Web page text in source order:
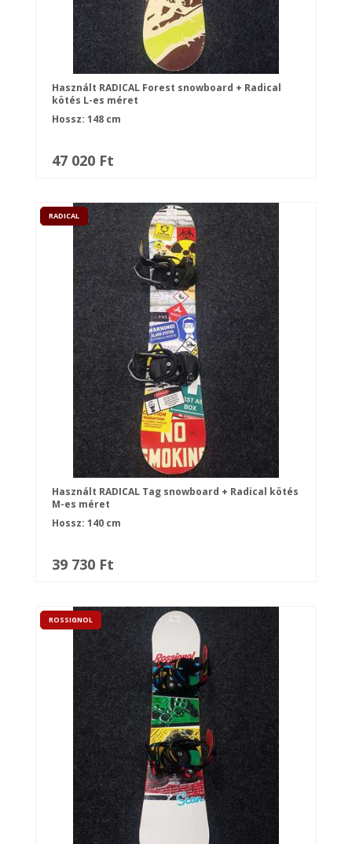
Használt RADICAL Forest snowboard + Radical
kötés L-es méret
Hossz: 148 cm
47 020 Ft
RADICAL
Használt RADICAL Tag snowboard + Radical kötés
M-es méret
Hossz: 140 cm
39 730 Ft
ROSSIGNOL